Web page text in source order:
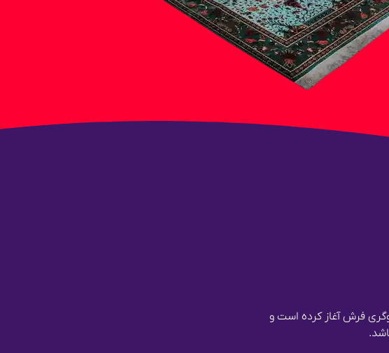
و رفوگری فرش آغاز کرده است و